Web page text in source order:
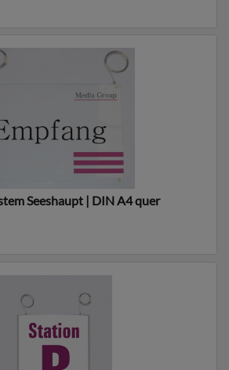
Seeshaupt | DIN A4 quer